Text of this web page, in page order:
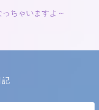
ちゃいますよ～
記